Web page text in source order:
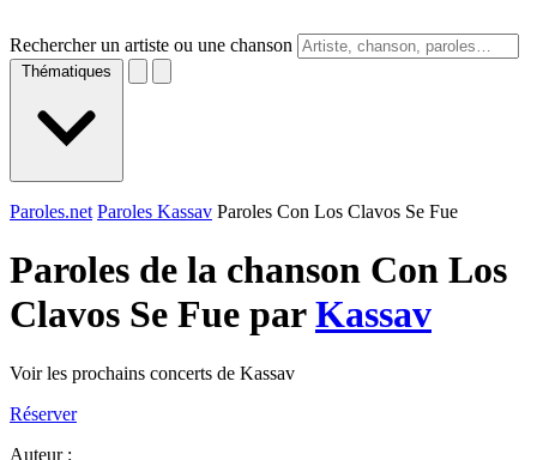
Rechercher un artiste ou une chanson
Thématiques
Paroles.net Paroles Kassav Paroles Con Los Clavos Se Fue
Paroles de la chanson Con Los
Clavos Se Fue parKassav
Voir les prochains concerts de Kassav
Réserver
Auteur :